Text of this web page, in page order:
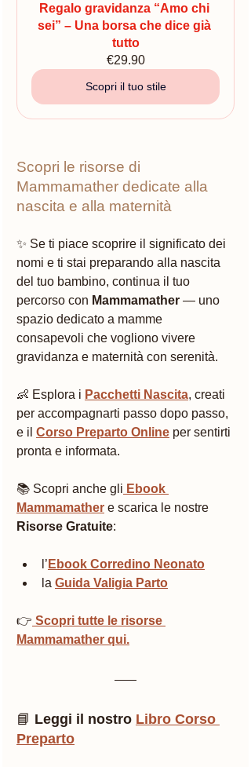
Regalo gravidanza “Amo chi
sei” – Una borsa che dice già
tutto
€29.90
Scopri il tuo stile
Scopri le risorse di
Mammamather dedicate alla
nascita e alla maternità
✨ Se ti piace scoprire il significato dei
nomi e ti stai preparando alla nascita
del tuo bambino, continua il tuo
percorso con Mammamather — uno
spazio dedicato a mamme
consapevoli che vogliono vivere
gravidanza e maternità con serenità.
👶 Esplora i Pacchetti Nascita, creati
per accompagnarti passo dopo passo,
e il Corso Preparto Online per sentirti
pronta e informata.
📚 Scopri anche gli Ebook
Mammamather e scarica le nostre
Risorse Gratuite:
l’ Ebook Corredino Neonato
la Guida Valigia Parto
👉 Scopri tutte le risorse
Mammamather qui.
📘 Leggi il nostro Libro Corso
Preparto